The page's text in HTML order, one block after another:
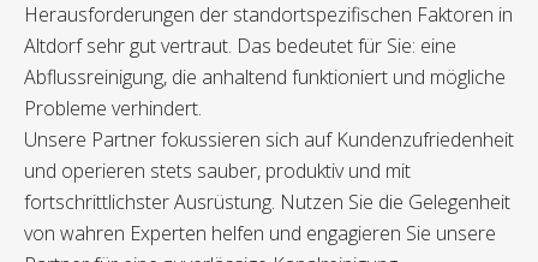
Herausforderungen der standortspezifischen Faktoren in
Altdorf sehr gut vertraut. Das bedeutet für Sie: eine
Abflussreinigung, die anhaltend funktioniert und mögliche
Probleme verhindert.
Unsere Partner fokussieren sich auf Kundenzufriedenheit
und operieren stets sauber, produktiv und mit
fortschrittlichster Ausrüstung. Nutzen Sie die Gelegenheit
von wahren Experten helfen und engagieren Sie unsere